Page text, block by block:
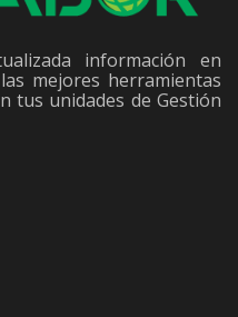
información en
mejores herramientas
tus unidades de Gestión